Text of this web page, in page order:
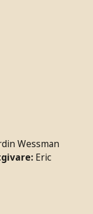
Wessman
Eric